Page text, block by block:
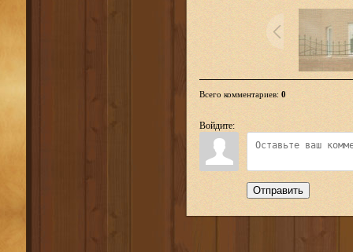
Всего комментариев: 0
Войдите:
Отправить